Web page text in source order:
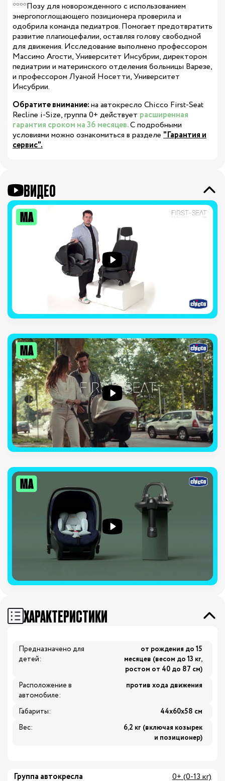
****Позу для новорожденного с использованием
энергопоглощающего позиционера проверила и
одобрила команда педиатров. Помогает предотвратить
развитие плагиоцефалии, оставляя голову свободной
для движения. Исследование выполнено профессором
Массимо Агости, Университет Инсубрии, директором
педиатрии и материнского отделения больницы Варезе,
и профессором Луаной Носетти, Университет
Инсубрии.
Обратите внимание:на автокресло Chicco First-Seat
Recline i-Size, группа 0+ действует расширенная
гарантия сроком на 36 месяцев.С подробными
условиями можно ознакомиться в разделе "Гарантия и
сервис".
ВИДЕО
ХАРАКТЕРИСТИКИ
Предназначено для
детей:
от рождения до 15
месяцев (весом до 13 кг,
ростом от 40 до 87 см)
Расположение в
автомобиле:
против хода движения
Габариты:
44х60х58 см
Вес:
6,2 кг (включая козырек
и позиционер)
Группа автокресла 0+ (0-13 кг)